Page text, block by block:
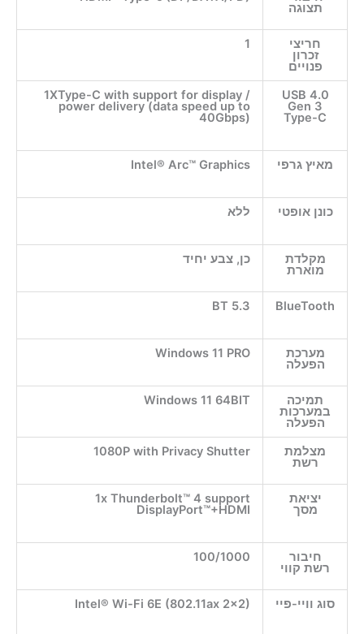
תצוגה
חריצי
זכרון
פנויים
1
USB 4.0
Gen 3
Type-C
1XType-C with support for display /
power delivery (data speed up to
40Gbps)
מאיץ גרפי Intel® Arc™ Graphics
כונן אופטי ללא
מקלדת
מוארת
כן, צבע יחיד
BlueTooth
BT 5.3
מערכת
הפעלה
Windows 11 PRO
תמיכה
במערכות
הפעלה
Windows 11 64BIT
מצלמת
רשת
1080P with Privacy Shutter
יציאת
מסך
1x Thunderbolt™ 4 support
DisplayPort™+HDMI
חיבור
רשת קווי
100/1000
סוג וויי-פיי Intel® Wi-Fi 6E (802.11ax 2×2)